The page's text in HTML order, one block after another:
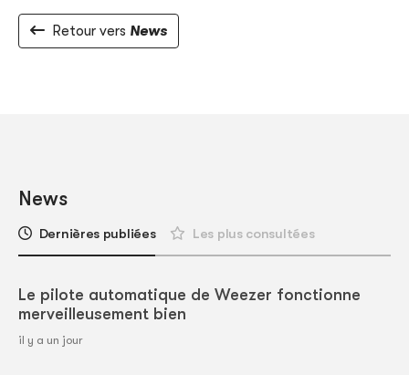
Retour vers News
News
Dernières publiées Les plus consultées
Le pilote automatique de Weezer fonctionne
merveilleusement bien
il y a un jour